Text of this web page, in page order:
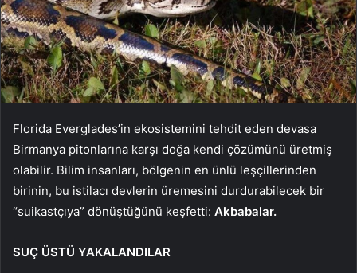
Florida Everglades’in ekosistemini tehdit eden devasa
Birmanya pitonlarına karşı doğa kendi çözümünü üretmiş
olabilir. Bilim insanları, bölgenin en ünlü leşçillerinden
birinin, bu istilacı devlerin üremesini durdurabilecek bir
“suikastçıya” dönüştüğünü keşfetti: Akbabalar.
SUÇ ÜSTÜ YAKALANDILAR